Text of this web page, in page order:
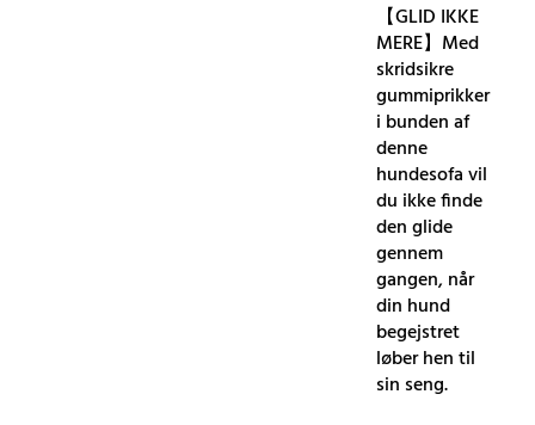
【GLID IKKE
MERE】Med
skridsikre
gummiprikker
i bunden af ​​
denne
hundesofa vil
du ikke finde
den glide
gennem
gangen, når
din hund
begejstret
løber hen til
sin seng.